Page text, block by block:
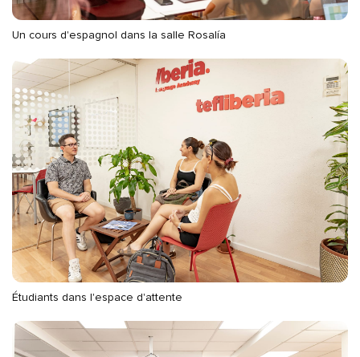
Un cours d'espagnol dans la salle Rosalía
Étudiants dans l'espace d'attente